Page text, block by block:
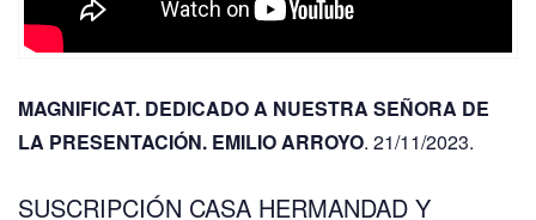
MAGNIFICAT. DEDICADO A NUESTRA SEÑORA DE
LA PRESENTACIÓN. EMILIO ARROYO. 21/11/2023.
SUSCRIPCIÓN CASA HERMANDAD Y